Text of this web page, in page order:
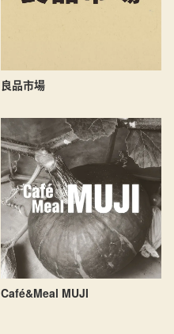
良品市場
Café&Meal MUJI